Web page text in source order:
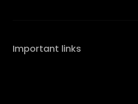
Important links